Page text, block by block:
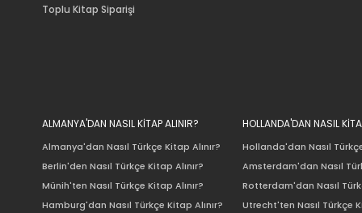
Toplu Kitap Siparişi
ALMANYA'DAN NASIL KİTAP ALINIR?
Almanya'dan Nasıl Türkçe Kitap Alınır?
Berlin'den Nasıl Türkçe Kitap Alınır?
Münih'ten Nasıl Türkçe Kitap Alınır?
Hamburg'dan Nasıl Türkçe Kitap Alınır?
HOLLANDA'DAN NASIL
Hollanda'dan Nasıl
Amsterdam'dan Nasıl
Rotterdam'dan Nasıl
Utrecht'ten Nasıl Türkçe